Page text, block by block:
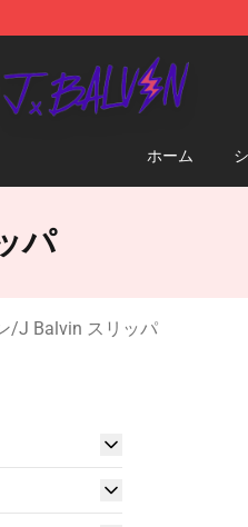
Merchandise Shop
ホーム
パ
/J Balvin スリッパ